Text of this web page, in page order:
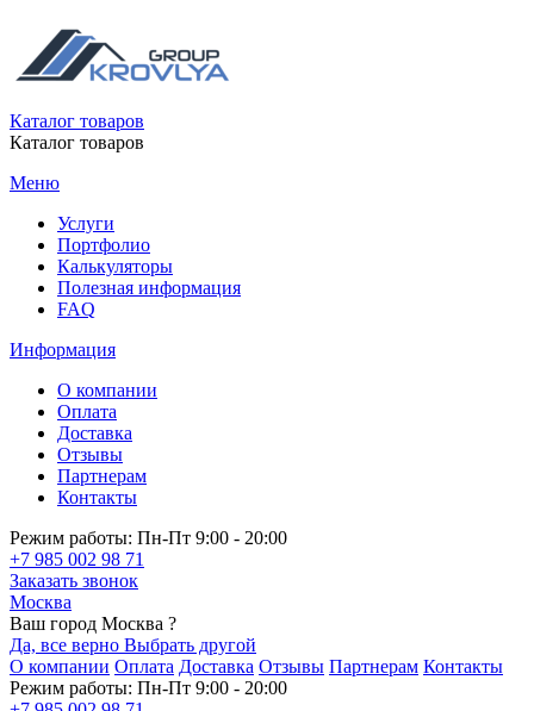
Каталог товаров
Каталог товаров
Меню
Услуги
Портфолио
Калькуляторы
Полезная информация
FAQ
Информация
О компании
Оплата
Доставка
Отзывы
Партнерам
Контакты
Режим работы: Пн-Пт 9:00 - 20:00
+7 985 002 98 71
Заказать звонок
Москва
Ваш город Москва ?
Да, все верно Выбрать другой
О компании Оплата Доставка Отзывы Партнерам Контакты
Режим работы: Пн-Пт 9:00 - 20:00